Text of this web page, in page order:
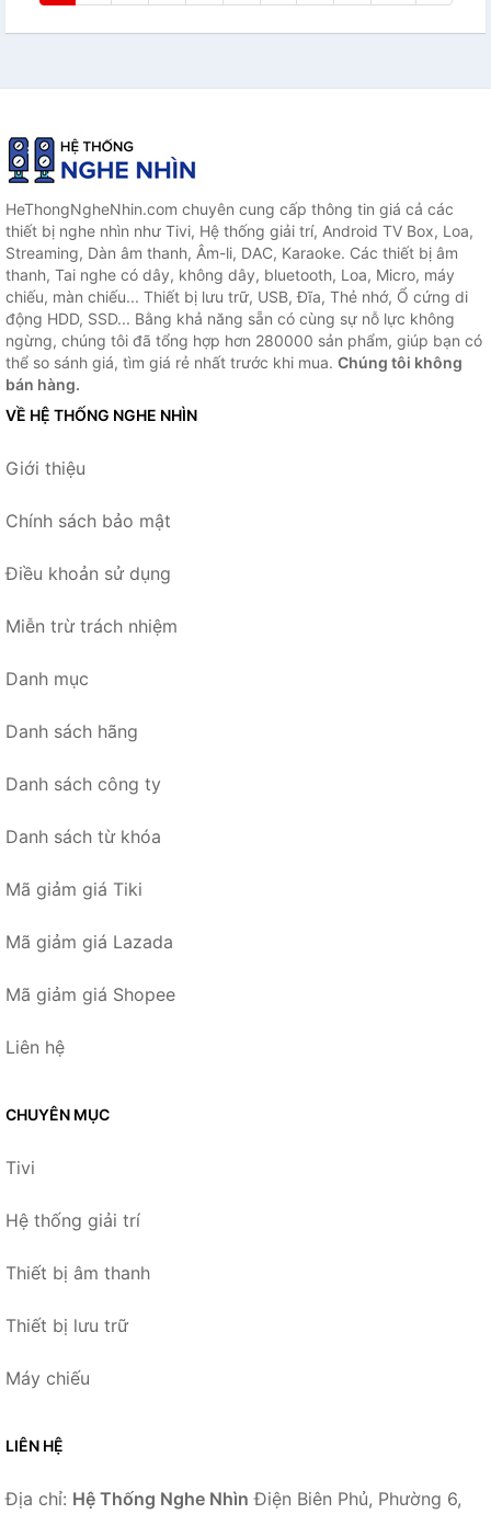
HeThongNgheNhin.com chuyên cung cấp thông tin giá cả các
thiết bị nghe nhìn như Tivi, Hệ thống giải trí, Android TV Box, Loa,
Streaming, Dàn âm thanh, Âm-li, DAC, Karaoke. Các thiết bị âm
thanh, Tai nghe có dây, không dây, bluetooth, Loa, Micro, máy
chiếu, màn chiếu... Thiết bị lưu trữ, USB, Đĩa, Thẻ nhớ, Ổ cứng di
động HDD, SSD... Bằng khả năng sẵn có cùng sự nỗ lực không
ngừng, chúng tôi đã tổng hợp hơn 280000 sản phẩm, giúp bạn có
thể so sánh giá, tìm giá rẻ nhất trước khi mua. Chúng tôi không
bán hàng.
VỀ HỆ THỐNG NGHE NHÌN
Giới thiệu
Chính sách bảo mật
Điều khoản sử dụng
Miễn trừ trách nhiệm
Danh mục
Danh sách hãng
Danh sách công ty
Danh sách từ khóa
Mã giảm giá Tiki
Mã giảm giá Lazada
Mã giảm giá Shopee
Liên hệ
CHUYÊN MỤC
Tivi
Hệ thống giải trí
Thiết bị âm thanh
Thiết bị lưu trữ
Máy chiếu
LIÊN HỆ
Địa chỉ: Hệ Thống Nghe Nhìn Điện Biên Phủ, Phường 6,